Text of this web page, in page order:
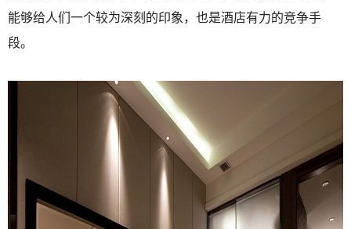
能够给人们一个较为深刻的印象，也是酒店有力的竞争手
段。